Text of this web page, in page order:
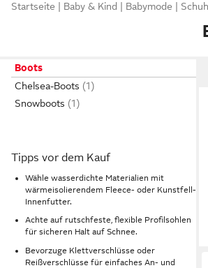
Startseite Baby & Kind Babymode
Boots
Chelsea-Boots
Snowboots
Tipps vor dem Kauf
Wähle wasserdichte Materialien mit
wärmeisolierendem Fleece- oder Kunstfell-
Innenfutter.
Achte auf rutschfeste, flexible Profilsohlen
für sicheren Halt auf Schnee.
Bevorzuge Klettverschlüsse oder
Reißverschlüsse für einfaches An- und